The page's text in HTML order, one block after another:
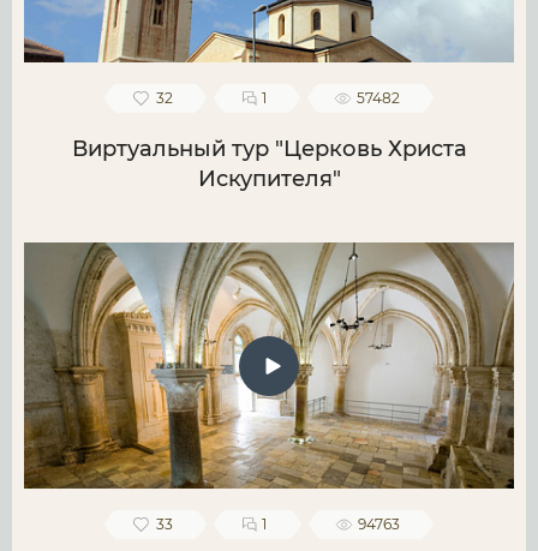
32 1 57482
Виртуальный тур "Церковь Христа
Искупителя"
33 1 94763